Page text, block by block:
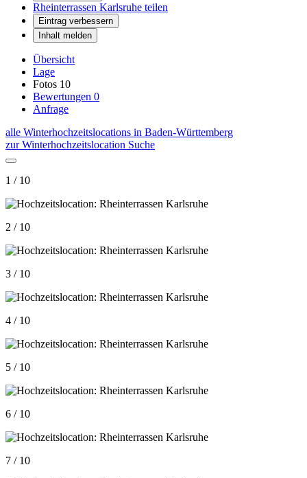
Rheinterrassen Karlsruhe teilen
Eintrag verbessern
Inhalt melden
Übersicht
Lage
Fotos 10
Bewertungen 0
Anfrage
alle Winterhochzeitslocations in Baden-Württemberg
zur Winterhochzeitslocation Suche
1 / 10
2 / 10
3 / 10
4 / 10
5 / 10
6 / 10
7 / 10